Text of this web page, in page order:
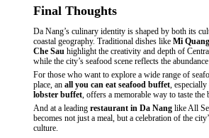
Final Thoughts
Da Nang’s culinary identity is shaped by both its
coastal geography. Traditional dishes likeMi
Che Sau highlight the creativity and depth of
while the city’s seafood scene reflects the
For those who want to explore a wide range of
place, anall you can eat seafood buffet,
lobster buffet, offers a memorable way to taste the
And at a leadingrestaurant in Da Nang like All
becomes not just a meal, but a celebration of the
culture.